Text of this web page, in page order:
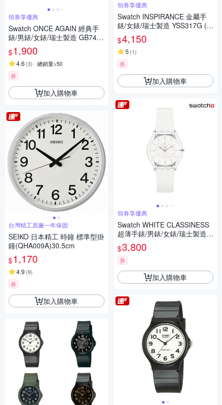
領券享優惠
Swatch ONCE AGAIN 經典手
錶/男錶/女錶/瑞士製造 GB743-
S26 (34mm)
$1,900
4.6 (3) 總銷量>50
券
加入購物車
台灣精工原廠一年保固
SEIKO 日本精工 時鐘 標準型掛
鐘(QHA009A)30.5cm
$1,170
4.9 (9)
券
加入購物車
領券享優惠
Swatch INSPIRANCE 金屬手
錶/女錶/瑞士製造 YSS317G (2
5mm)
$4,150
5 (1)
券
加入購物車
領券享優惠
Swatch WHITE CLASSINESS
超薄手錶/男錶/女錶/瑞士製造 S
S08K102-S14 (34mm)
$3,800
券
加入購物車